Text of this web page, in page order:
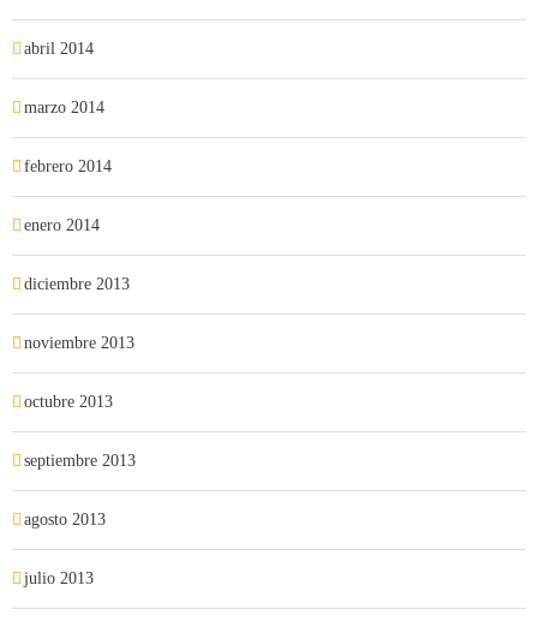
abril 2014
marzo 2014
febrero 2014
enero 2014
diciembre 2013
noviembre 2013
octubre 2013
septiembre 2013
agosto 2013
julio 2013